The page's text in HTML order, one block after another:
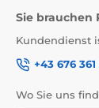
Sie brauchen
Kundendienst
+43 676 361
Wo Sie uns